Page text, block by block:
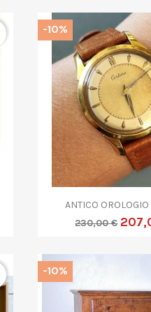

ANTICO OROLOGIO
230,00 €
-10%
-10%